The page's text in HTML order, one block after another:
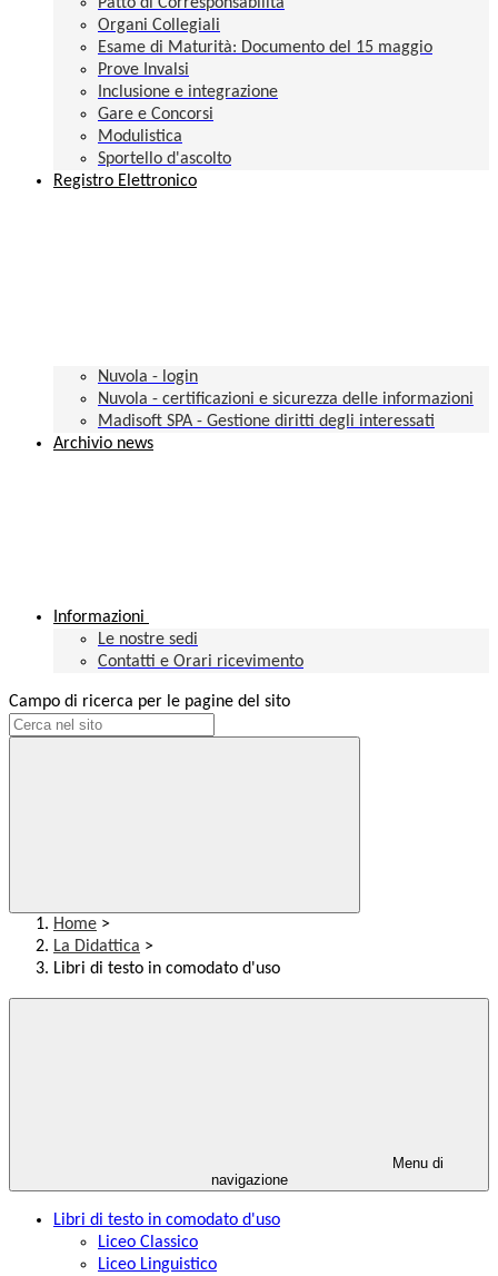
Patto di Corresponsabilità
Organi Collegiali
Esame di Maturità: Documento del 15 maggio
Prove Invalsi
Inclusione e integrazione
Gare e Concorsi
Modulistica
Sportello d'ascolto
Registro Elettronico
Nuvola - login
Nuvola - certificazioni e sicurezza delle informazioni
Madisoft SPA - Gestione diritti degli interessati
Archivio news
Informazioni
Le nostre sedi
Contatti e Orari ricevimento
Campo di ricerca per le pagine del sito
Home >
La Didattica >
Libri di testo in comodato d'uso
Menu di
navigazione
Libri di testo in comodato d'uso
Liceo Classico
Liceo Linguistico